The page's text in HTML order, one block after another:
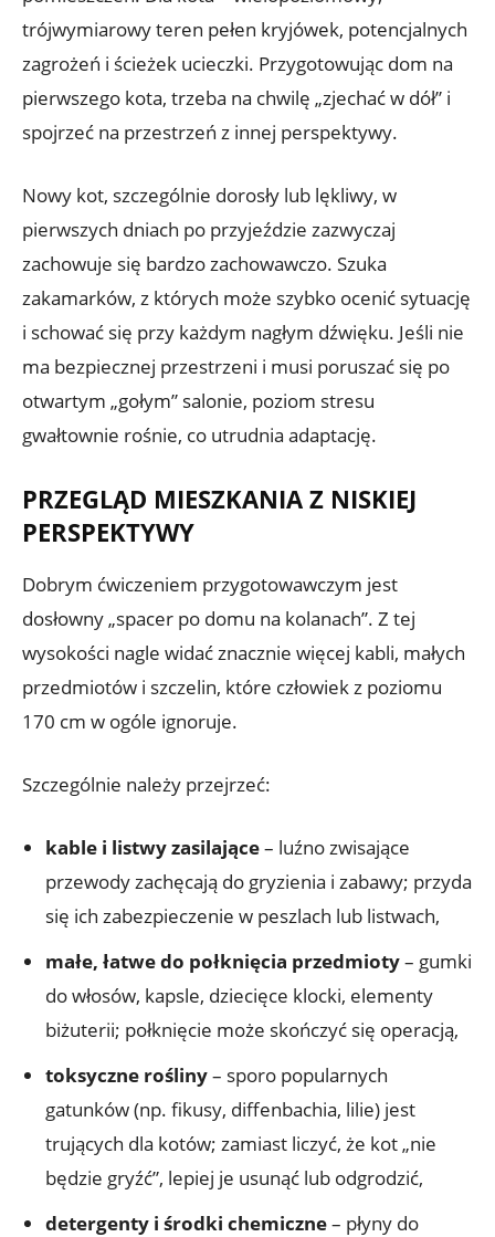
trójwymiarowy teren pełen kryjówek, potencjalnych
zagrożeń i ścieżek ucieczki. Przygotowując dom na
pierwszego kota, trzeba na chwilę „zjechać w dół” i
spojrzeć na przestrzeń z innej perspektywy.
Nowy kot, szczególnie dorosły lub lękliwy, w
pierwszych dniach po przyjeździe zazwyczaj
zachowuje się bardzo zachowawczo. Szuka
zakamarków, z których może szybko ocenić sytuację
i schować się przy każdym nagłym dźwięku. Jeśli nie
ma bezpiecznej przestrzeni i musi poruszać się po
otwartym „gołym” salonie, poziom stresu
gwałtownie rośnie, co utrudnia adaptację.
PRZEGLĄD MIESZKANIA Z NISKIEJ
PERSPEKTYWY
Dobrym ćwiczeniem przygotowawczym jest
dosłowny „spacer po domu na kolanach”. Z tej
wysokości nagle widać znacznie więcej kabli, małych
przedmiotów i szczelin, które człowiek z poziomu
170 cm w ogóle ignoruje.
Szczególnie należy przejrzeć:
kable i listwy zasilające– luźno zwisające
przewody zachęcają do gryzienia i zabawy; przyda
się ich zabezpieczenie w peszlach lub listwach,
małe, łatwe do połknięcia przedmioty– gumki
do włosów, kapsle, dziecięce klocki, elementy
biżuterii; połknięcie może skończyć się operacją,
toksyczne rośliny– sporo popularnych
gatunków (np. fikusy, diffenbachia, lilie) jest
trujących dla kotów; zamiast liczyć, że kot „nie
będzie gryźć”, lepiej je usunąć lub odgrodzić,
detergenty i środki chemiczne– płyny do